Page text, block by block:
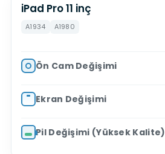
iPad Pro 11 inç
A1934 A1980
Ön Cam Değişimi
Ekran Değişimi
Pil Değişimi (Yüksek Kalite)